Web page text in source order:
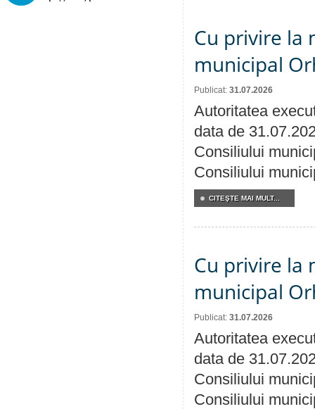
Cu privire la
municipal
Publicat: 31.07.2026
Autoritatea
data de
Consiliului
Consiliului
CITEŞTE MAI MULT...
Cu privire la
municipal
Publicat: 31.07.2026
Autoritatea
data de
Consiliului
Consiliului